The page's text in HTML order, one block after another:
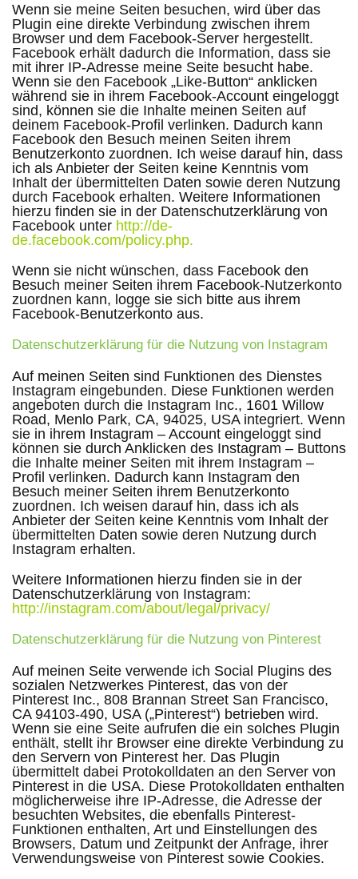
Wenn sie meine Seiten besuchen, wird über das
Plugin eine direkte Verbindung zwischen ihrem
Browser und dem Facebook-Server hergestellt.
Facebook erhält dadurch die Information, dass sie
mit ihrer IP-Adresse meine Seite besucht habe.
Wenn sie den Facebook „Like-Button“ anklicken
während sie in ihrem Facebook-Account eingeloggt
sind, können sie die Inhalte meinen Seiten auf
deinem Facebook-Profil verlinken. Dadurch kann
Facebook den Besuch meinen Seiten ihrem
Benutzerkonto zuordnen. Ich weise darauf hin, dass
ich als Anbieter der Seiten keine Kenntnis vom
Inhalt der übermittelten Daten sowie deren Nutzung
durch Facebook erhalten. Weitere Informationen
hierzu finden sie in der Datenschutzerklärung von
Facebook unter http://de-
de.facebook.com/policy.php.
Wenn sie nicht wünschen, dass Facebook den
Besuch meiner Seiten ihrem Facebook-Nutzerkonto
zuordnen kann, logge sie sich bitte aus ihrem
Facebook-Benutzerkonto aus.
Datenschutzerklärung für die Nutzung von Instagram
Auf meinen Seiten sind Funktionen des Dienstes
Instagram eingebunden. Diese Funktionen werden
angeboten durch die Instagram Inc., 1601 Willow
Road, Menlo Park, CA, 94025, USA integriert. Wenn
sie in ihrem Instagram – Account eingeloggt sind
können sie durch Anklicken des Instagram – Buttons
die Inhalte meiner Seiten mit ihrem Instagram –
Profil verlinken. Dadurch kann Instagram den
Besuch meiner Seiten ihrem Benutzerkonto
zuordnen. Ich weisen darauf hin, dass ich als
Anbieter der Seiten keine Kenntnis vom Inhalt der
übermittelten Daten sowie deren Nutzung durch
Instagram erhalten.
Weitere Informationen hierzu finden sie in der
Datenschutzerklärung von Instagram:
http://instagram.com/about/legal/privacy/
Datenschutzerklärung für die Nutzung von Pinterest
Auf meinen Seite verwende ich Social Plugins des
sozialen Netzwerkes Pinterest, das von der
Pinterest Inc., 808 Brannan Street San Francisco,
CA 94103-490, USA („Pinterest“) betrieben wird.
Wenn sie eine Seite aufrufen die ein solches Plugin
enthält, stellt ihr Browser eine direkte Verbindung zu
den Servern von Pinterest her. Das Plugin
übermittelt dabei Protokolldaten an den Server von
Pinterest in die USA. Diese Protokolldaten enthalten
möglicherweise ihre IP-Adresse, die Adresse der
besuchten Websites, die ebenfalls Pinterest-
Funktionen enthalten, Art und Einstellungen des
Browsers, Datum und Zeitpunkt der Anfrage, ihrer
Verwendungsweise von Pinterest sowie Cookies.